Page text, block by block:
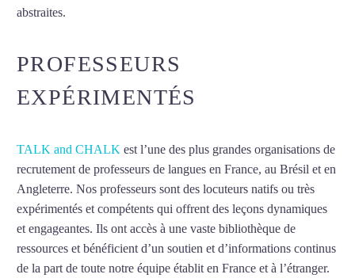
abstraites.
PROFESSEURS
EXPÉRIMENTÉS
TALK and CHALK est l’une des plus grandes organisations de
recrutement de professeurs de langues en France, au Brésil et en
Angleterre. Nos professeurs sont des locuteurs natifs ou très
expérimentés et compétents qui offrent des leçons dynamiques
et engageantes. Ils ont accès à une vaste bibliothèque de
ressources et bénéficient d’un soutien et d’informations continus
de la part de toute notre équipe établit en France et à l’étranger.